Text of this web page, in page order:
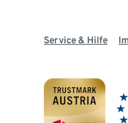
Service & Hilfe